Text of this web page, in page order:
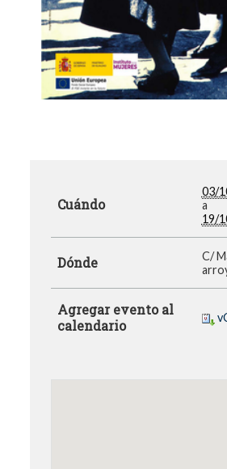
Cuándo
03/
a
19/
Dónde
C/
Agregar evento al
calendario